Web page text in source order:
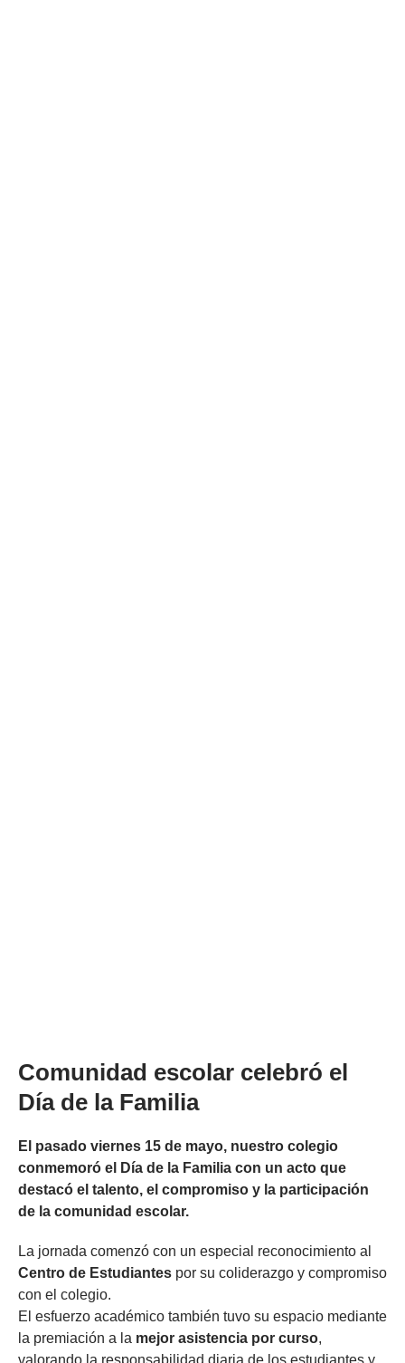
Comunidad escolar celebró el
Día de la Familia
El pasado viernes 15 de mayo, nuestro colegio
conmemoró el Día de la Familia con un acto que
destacó el talento, el compromiso y la participación
de la comunidad escolar.
La jornada comenzó con un especial reconocimiento al
Centro de Estudiantes por su coliderazgo y compromiso
con el colegio.
El esfuerzo académico también tuvo su espacio mediante
la premiación a la mejor asistencia por curso,
valorando la responsabilidad diaria de los estudiantes y